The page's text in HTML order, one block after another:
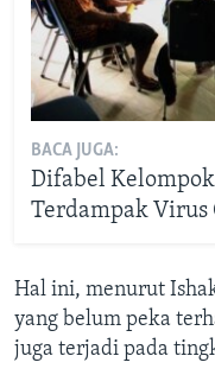
BACA JUGA:
Difabel
Terdampak Virus
Hal ini, menurut
yang belum peka
juga terjadi pada